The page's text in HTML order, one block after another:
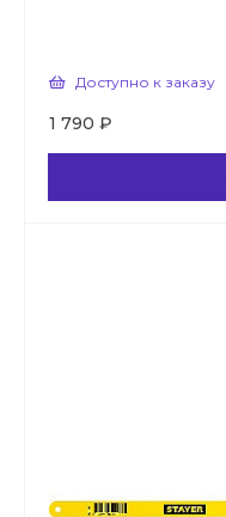
Доступно к заказу
1 790 ₽